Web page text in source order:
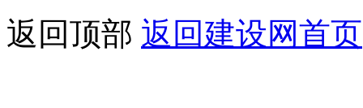
返回顶部 返回建设网首页